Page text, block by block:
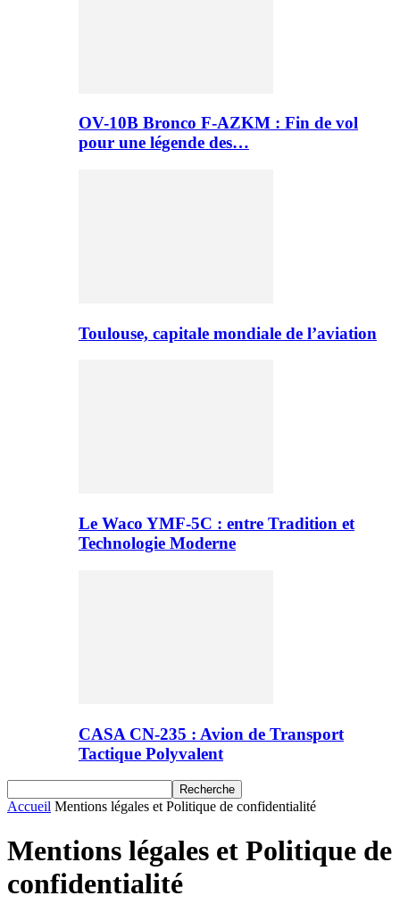
OV-10B Bronco F-AZKM : Fin de vol
pour une légende des…
Toulouse, capitale mondiale de l’aviation
Le Waco YMF-5C : entre Tradition et
Technologie Moderne
CASA CN-235 : Avion de Transport
Tactique Polyvalent
Accueil Mentions légales et Politique de confidentialité
Mentions légales et Politique de
confidentialité